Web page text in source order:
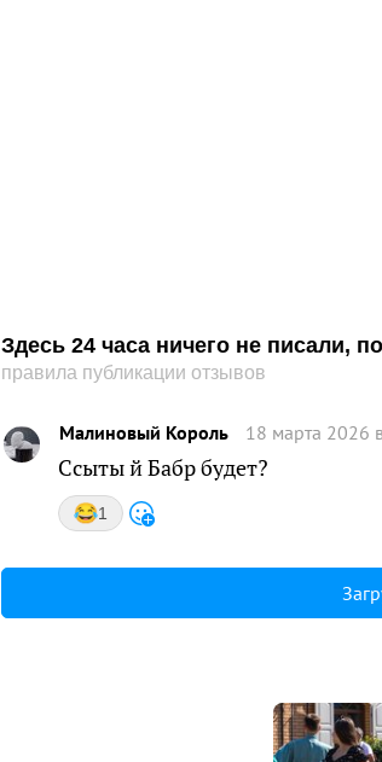
Здесь 24 часа ничего не писали,
правила публикации отзывов
Малиновый Король 18 марта 2026
Ссыты й Бабр будет?
1